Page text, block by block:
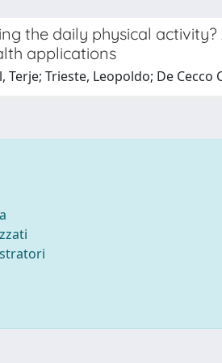
the daily physical
applications
Terje; Trieste, Leopoldo; De